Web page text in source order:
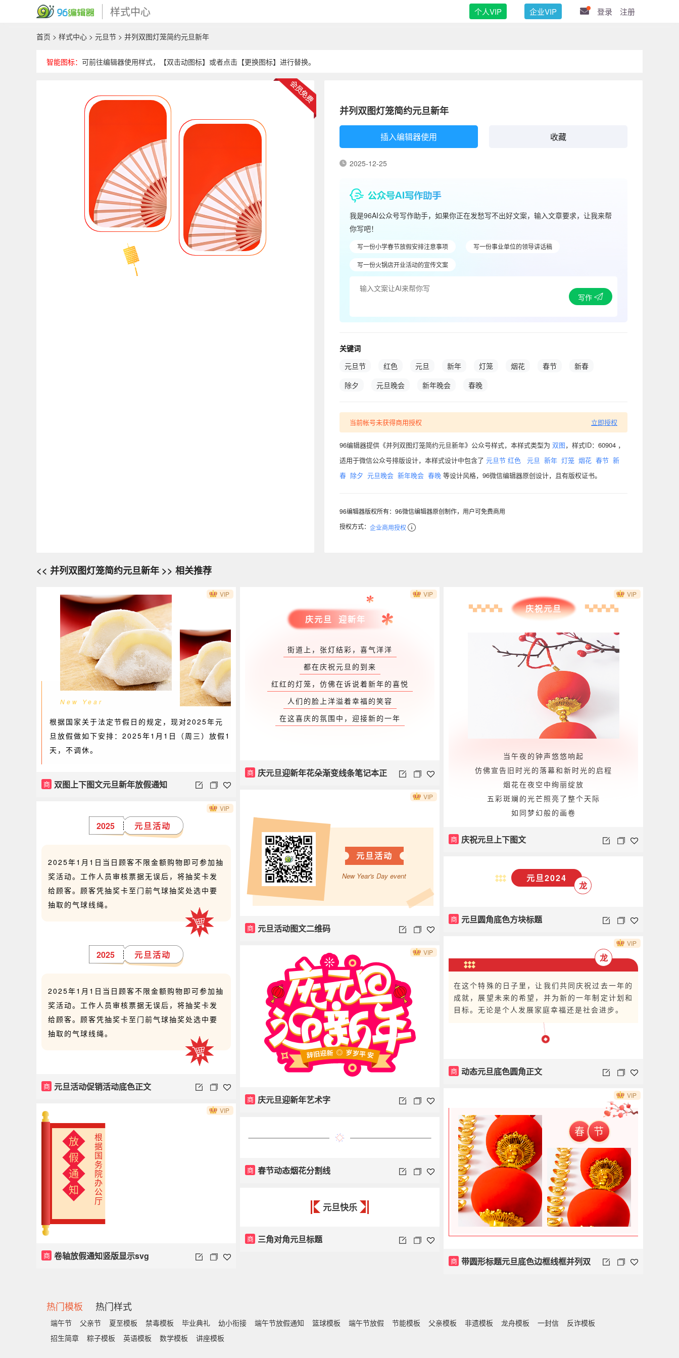
样式中心 个人VIP 企业VIP 登录 注册
首页 > 样式中心 > 元旦节 > 并列双图灯笼简约元旦新年
智能图标： 可前往编辑器使用样式，【双击动图标】或者点击【更换图标】进行替换。
并列双图灯笼简约元旦新年
插入编辑器使用 收藏
2025-12-25
我是96AI公众号写作助手，如果你正在发愁写不出好文案，输入文章要求，让我来帮
你写吧！
写一份小学春节放假安排注意事项 写一份事业单位的领导讲话稿
写一份火锅店开业活动的宣传文案
写作
关键词
元旦节
红色 元旦 新年 灯笼 烟花 春节
新春
除夕
元旦晚会 新年晚会 春晚
当前帐号未获得商用授权 立即授权
96编辑器提供《并列双图灯笼简约元旦新年》公众号样式，本样式类型为 双图，样式ID：60904 ，
适用于微信公众号排版设计，本样式设计中包含了 元旦节 红色 元旦 新年 灯笼 烟花 春节 新
春 除夕 元旦晚会 新年晚会 春晚 等设计风格，96微信编辑器原创设计，且有版权证书。
96编辑器版权所有：96微信编辑器原创制作，用户可免费商用
授权方式： 企业商用授权
<< 并列双图灯笼简约元旦新年 >> 相关推荐
New Year
根据国家关于法定节假日的规定，现对2025年元
旦放假做如下安排：2025年1月1日（周三）放假1
天，不调休。
商 双图上下图文元旦新年放假通知
VIP
庆元旦 迎新年
街道上，张灯结彩，喜气洋洋
都在庆祝元旦的到来
红红的灯笼，仿佛在诉说着新年的喜悦
人们的脸上洋溢着幸福的笑容
在这喜庆的氛围中，迎接新的一年
商 庆元旦迎新年花朵渐变线条笔记本正
VIP
庆祝元旦
当午夜的钟声悠悠响起
仿佛宣告旧时光的落幕和新时光的启程
烟花在夜空中绚丽绽放
五彩斑斓的光芒照亮了整个天际
如同梦幻般的画卷
商 庆祝元旦上下图文
VIP
元旦活动
New Year's Day event
商 元旦活动图文二维码
VIP
2025 元旦活动
2025年1月1日当日顾客不限金额购物即可参加抽
奖活动。工作人员审核票据无误后，将抽奖卡发
给顾客。顾客凭抽奖卡至门前气球抽奖处选中要
抽取的气球线绳。
2025 元旦活动
2025年1月1日当日顾客不限金额购物即可参加抽
奖活动。工作人员审核票据无误后，将抽奖卡发
给顾客。顾客凭抽奖卡至门前气球抽奖处选中要
抽取的气球线绳。
商 元旦活动促销活动底色正文
VIP
元旦2024
龙
商 元旦圆角底色方块标题
龙
在这个特殊的日子里，让我们共同庆祝过去一年的
成就，展望未来的希望，并为新的一年制定计划和
目标。无论是个人发展家庭幸福还是社会进步。
商 动态元旦底色圆角正文
VIP
商 庆元旦迎新年艺术字
VIP
春 节
商 带圆形标题元旦底色边框线框并列双
VIP
放
假
通
知
根据国务院办公厅
商 卷轴放假通知竖版显示svg
VIP
商 春节动态烟花分割线
元旦快乐
商 三角对角元旦标题
热门模板 热门样式
端午节 父亲节 夏至模板 禁毒模板 毕业典礼 幼小衔接 端午节放假通知 篮球模板 端午节放假 节能模板 父亲模板 非遗模板 龙舟模板 一封信
反诈模板
招生简章
粽子模板 英语模板 数学模板 讲座模板